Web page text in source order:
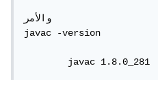
والأمر
javac -version
	javac 1.8.0_281